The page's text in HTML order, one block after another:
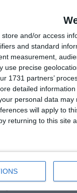
store and/or access
and standard
measurement,
use precise
1731 partners’
detailed
personal data
will apply to
returning to this site
a
o stare
din straturi
15 ani.
îngheţ-dezgheţ,
se înmoaie și
ridicate pentru
nivelul de
în document.